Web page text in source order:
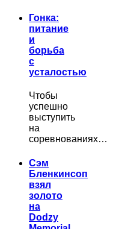
Гонка:
питание
и
борьба
с
усталостью
Чтобы
успешно
выступить
на
соревнованиях…
Сэм
Бленкинсоп
взял
золото
на
Dodzy